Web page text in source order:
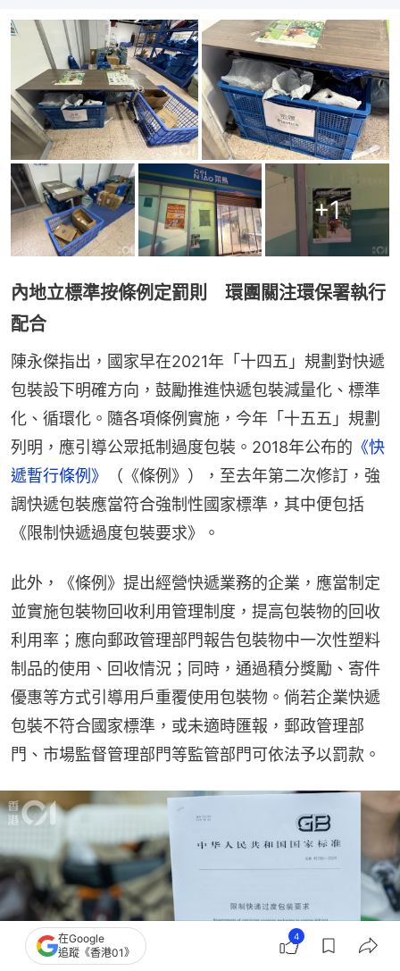
+1
內地立標準按條例定罰則 環團關注環保署執行
配合
陳永傑指出，國家早在2021年「十四五」規劃對快遞
包裝設下明確方向，鼓勵推進快遞包裝減量化、標準
化、循環化。隨各項條例實施，今年「十五五」規劃
列明，應引導公眾抵制過度包裝。2018年公布的 《快
遞暫行條例》
（《條例》），至去年第二次修訂，強
調快遞包裝應當符合強制性國家標準，其中便包括
《限制快遞過度包裝要求》。
此外，《條例》提出經營快遞業務的企業，應當制定
並實施包裝物回收利用管理制度，提高包裝物的回收
利用率；應向郵政管理部門報告包裝物中一次性塑料
制品的使用、回收情況；同時，通過積分獎勵、寄件
優惠等方式引導用戶重覆使用包裝物。倘若企業快遞
包裝不符合國家標準，或未適時匯報，郵政管理部
門、市場監督管理部門等監管部門可依法予以罰款。
在Google
追蹤《香港01》
4